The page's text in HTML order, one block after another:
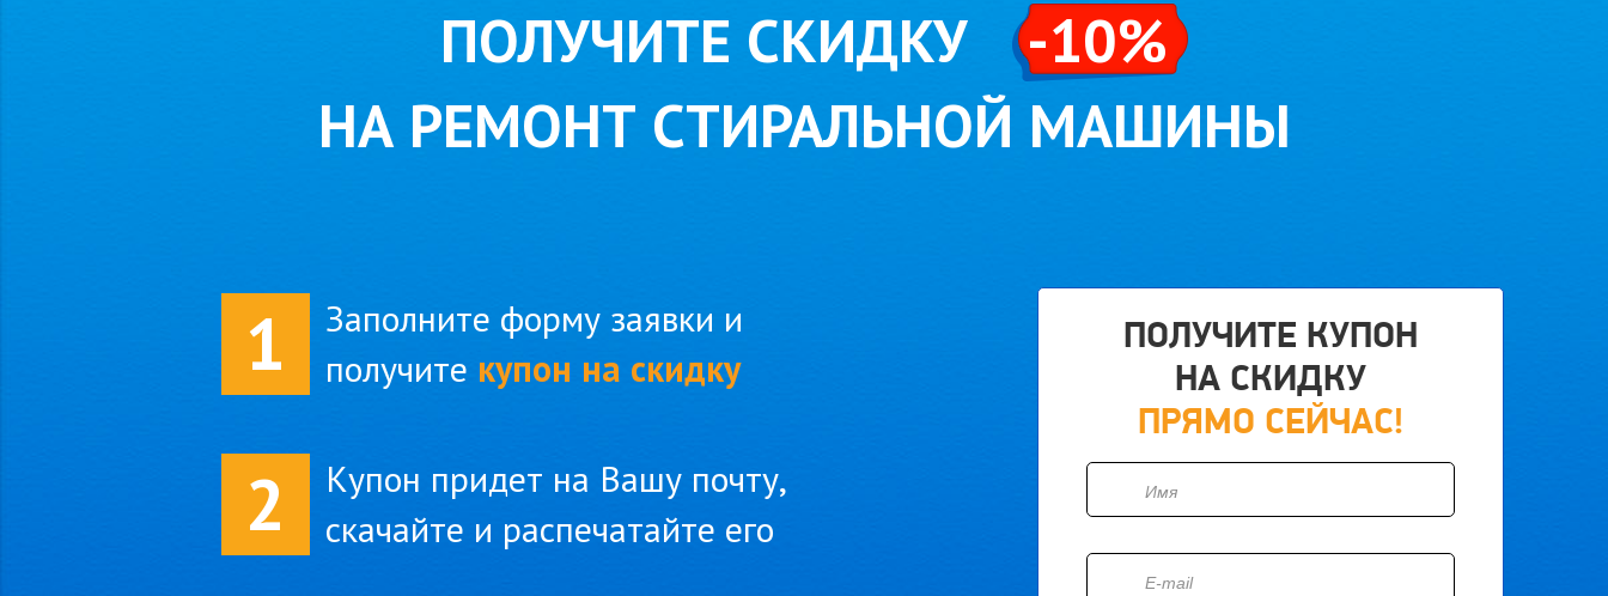
ПОЛУЧИТЕ СКИДКУ-10%
НА РЕМОНТ СТИРАЛЬНОЙ МАШИНЫ
1
Заполните форму заявки и
получите купон на скидку
2
Купон придет на Вашу почту,
скачайте и распечатайте его
ПОЛУЧИТЕ КУПОН
НА СКИДКУ
ПРЯМО СЕЙЧАС!